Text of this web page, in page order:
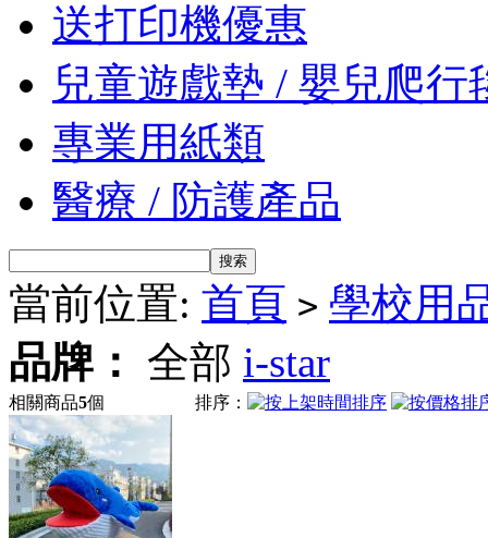
送打印機優惠
兒童遊戲墊 / 嬰兒爬行
專業用紙類
醫療 / 防護產品
當前位置: 首頁 > 學校用
品牌：
全部 i-star
相關商品5個 排序：